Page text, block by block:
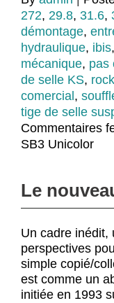
272, 29.8, 31.6,
démontage,
hydraulique, ibis,
mécanique, pas
de selle KS,
comercial ,
tige de selle
Commentaires
SB3 Unicolor
Le
Un cadre inédit,
perspectives
simple copié/
est comme un
initiée en 1993